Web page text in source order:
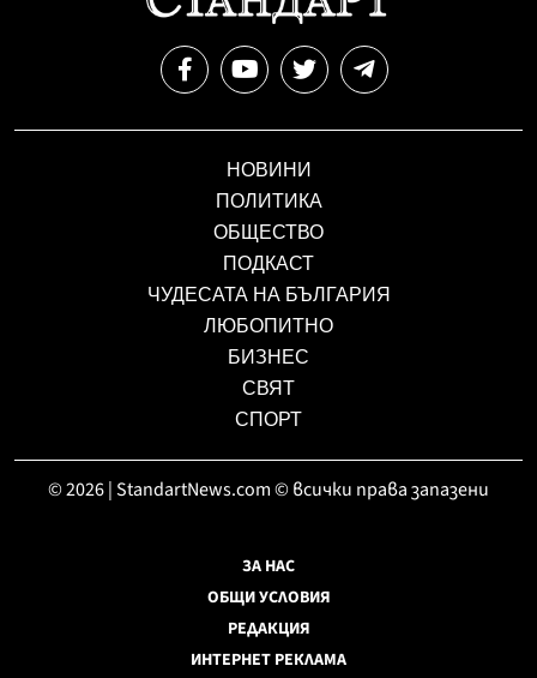
НОВИНИ
ПОЛИТИКА
ОБЩЕСТВО
ПОДКАСТ
ЧУДЕСАТА НА БЪЛГАРИЯ
ЛЮБОПИТНО
БИЗНЕС
СВЯТ
СПОРТ
© 2026 | StandartNews.com © всички права запазени
ЗА НАС
ОБЩИ УСЛОВИЯ
РЕДАКЦИЯ
ИНТЕРНЕТ РЕКЛАМА